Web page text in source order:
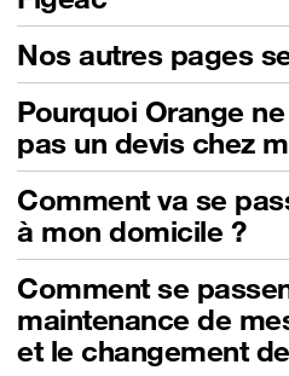
Nos autres pages
Pourquoi Orange
pas un devis chez
Comment va se
à mon domicile ?
Comment se
maintenance de
et le changement